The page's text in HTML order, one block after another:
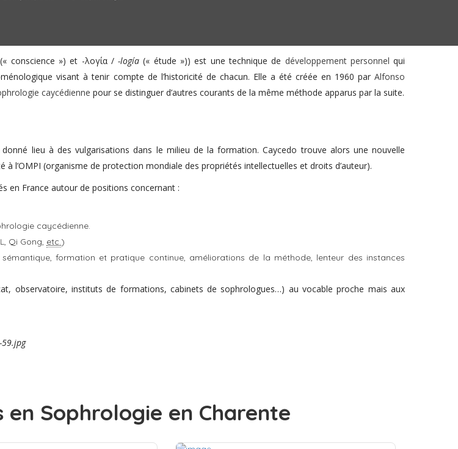
(« conscience ») et -λογία/-logía (« étude »)) est une technique de développement personnel qui
visant à tenir compte de l’historicité de chacun. Elle a été créée en 1960 parAlfonso
caycédienne pour se distinguer d’autres courants de la même méthode apparus par la suite.
lieu à des vulgarisations dans le milieu de la formation. Caycedo trouve alors une nouvelle
l’OMPI (organisme de protection mondiale des propriétés intellectuelles et droits d’auteur).
en France autour de positions concernant :
caycédienne.
Qi Gong, etc.)
formation et pratique continue, améliorations de la méthode, lenteur des instances
observatoire, instituts de formations, cabinets de sophrologues…) au vocable proche mais aux
en Sophrologie en Charente